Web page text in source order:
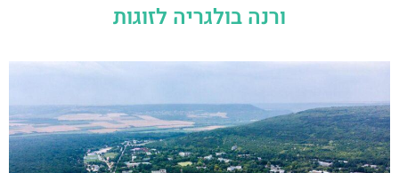
ורנה בולגריה לזוגות